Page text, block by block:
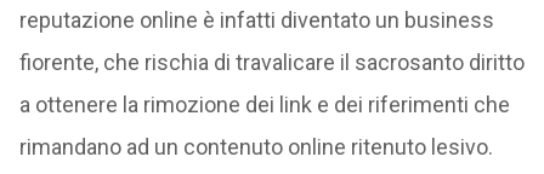
reputazione online è infatti diventato un business
fiorente, che rischia di travalicare il sacrosanto diritto
a ottenere la rimozione dei link e dei riferimenti che
rimandano ad un contenuto online ritenuto lesivo.